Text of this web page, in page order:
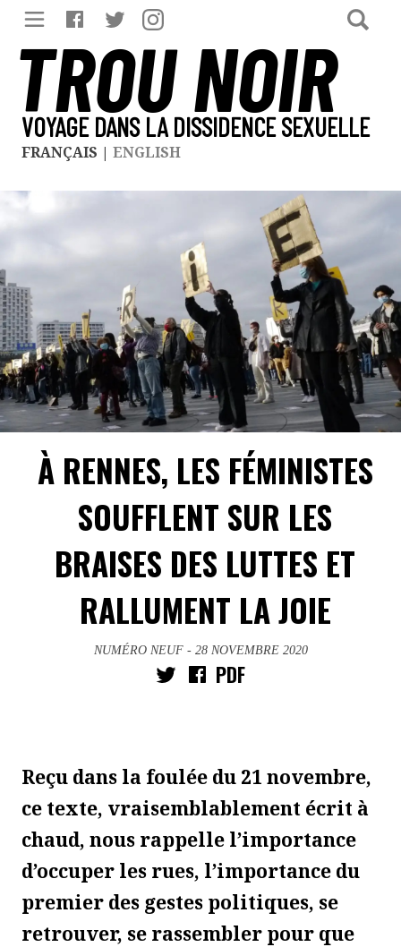
TROU NOIR
VOYAGE DANS LA DISSIDENCE SEXUELLE
FRANÇAIS | ENGLISH
À RENNES, LES FÉMINISTES
SOUFFLENT SUR LES
BRAISES DES LUTTES ET
RALLUMENT LA JOIE
NUMÉRO NEUF - 28 NOVEMBRE 2020
PDF
Reçu dans la foulée du 21 novembre,
ce texte, vraisemblablement écrit à
chaud, nous rappelle l’importance
d’occuper les rues, l’importance du
premier des gestes politiques, se
retrouver, se rassembler pour que